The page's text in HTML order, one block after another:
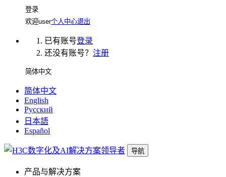
登录
欢迎user个人中心退出
已有账号登录
还没有账号？ 注册
简体中文
简体中文
English
Русский
日本語
Español
导航
产品与解决方案